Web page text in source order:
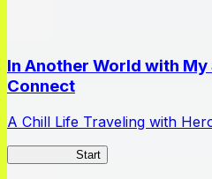
In Another World with
Connect
A Chill Life Traveling with
Start